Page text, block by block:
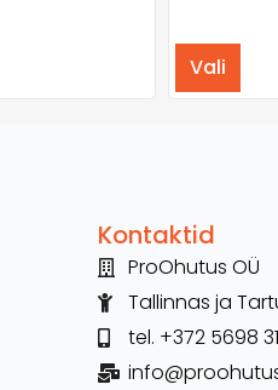
Vali
Kontaktid
ProOhutus OÜ
Tallinnas ja
tel. +372 5698